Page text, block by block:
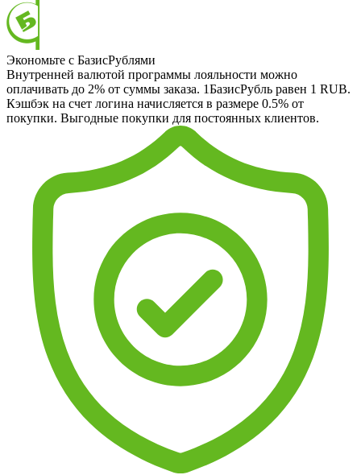
Экономьте с БазисРублями
Внутренней валютой программы лояльности можно
оплачивать до 2% от суммы заказа. 1БазисРубль равен 1 RUB.
Кэшбэк на счет логина начисляется в размере 0.5% от
покупки. Выгодные покупки для постоянных клиентов.